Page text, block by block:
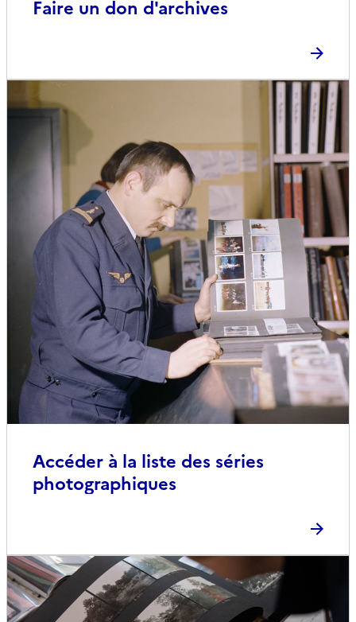
Faire un don d'archives
Accéder à la liste des séries
photographiques